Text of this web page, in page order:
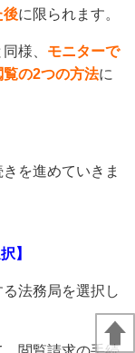
後に限られます。
様、 モニターで
の2つの方法に
を進めていきま
】
法務局を選択し